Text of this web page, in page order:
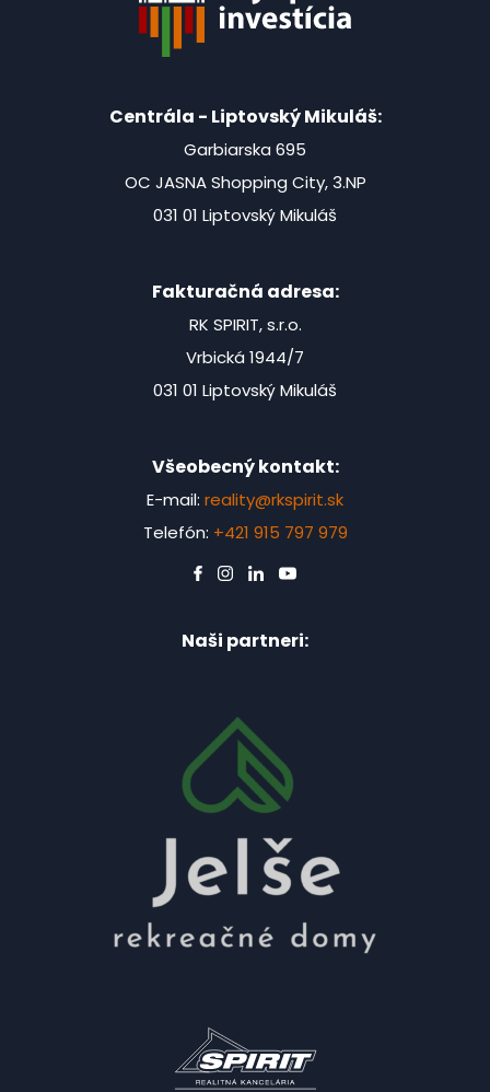
Centrála - Liptovský Mikuláš:
Garbiarska 695
OC JASNA Shopping City, 3.NP
031 01 Liptovský Mikuláš
Fakturačná adresa:
RK SPIRIT, s.r.o.
Vrbická 1944/7
031 01 Liptovský Mikuláš
Všeobecný kontakt:
E-mail: reality@rkspirit.sk
Telefón: +421 915 797 979
Naši partneri: